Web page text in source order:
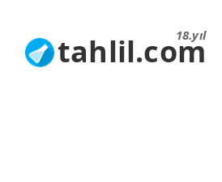
18.yıl
tahlil.com